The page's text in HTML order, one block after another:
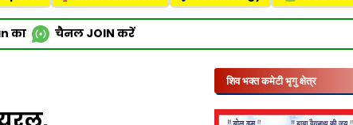
का चैनल JOIN करें
शिव भक्त कमेटी भृगु क्षेत्र